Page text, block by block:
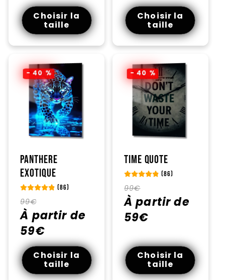
Choisir la
taille
Choisir la
taille
- 40 %
Panthere
Exotique
(86)
Prix
habituel
99€
promotionnel
À partir de
59€
Choisir la
taille
- 40 %
Time Quote
(86)
Prix
habituel
99€
promotionnel
À partir de
59€
Choisir la
taille